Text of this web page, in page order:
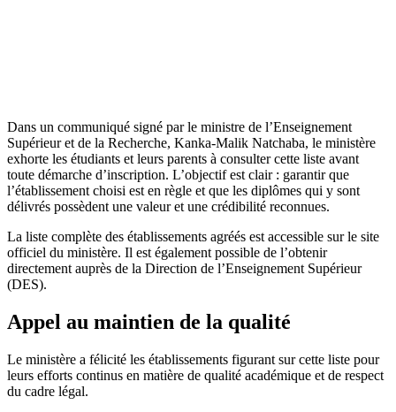
Dans un communiqué signé par le ministre de l’Enseignement
Supérieur et de la Recherche, Kanka-Malik Natchaba, le ministère
exhorte les étudiants et leurs parents à consulter cette liste avant
toute démarche d’inscription. L’objectif est clair : garantir que
l’établissement choisi est en règle et que les diplômes qui y sont
délivrés possèdent une valeur et une crédibilité reconnues.
La liste complète des établissements agréés est accessible sur le site
officiel du ministère. Il est également possible de l’obtenir
directement auprès de la Direction de l’Enseignement Supérieur
(DES).
Appel au maintien de la qualité
Le ministère a félicité les établissements figurant sur cette liste pour
leurs efforts continus en matière de qualité académique et de respect
du cadre légal.